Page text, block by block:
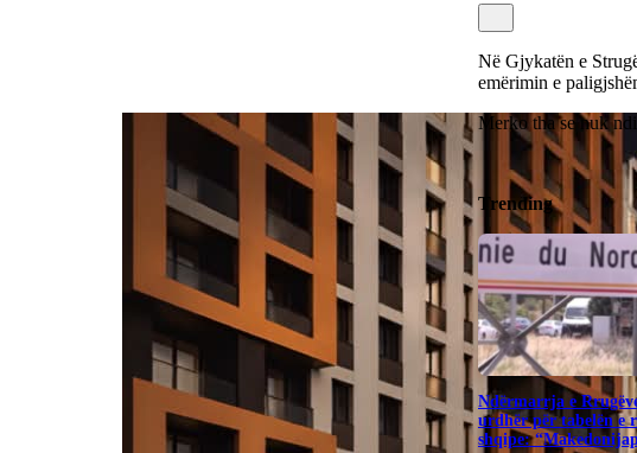
Në Gjykatën e
emërimin e
Merko tha se nuk
Trending
Ndërmarrja e
urdhër për tabelën e
shqipe: